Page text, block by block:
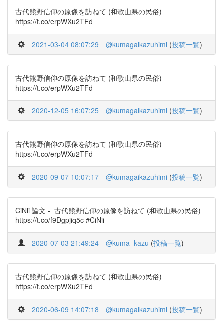
古代熊野信仰の原像を訪ねて (和歌山県の民俗)
https://t.co/erpWXu2TFd
2021-03-04 08:07:29 @kumagaikazuhimi (投稿一覧)
古代熊野信仰の原像を訪ねて (和歌山県の民俗)
https://t.co/erpWXu2TFd
2020-12-05 16:07:25 @kumagaikazuhimi (投稿一覧)
古代熊野信仰の原像を訪ねて (和歌山県の民俗)
https://t.co/erpWXu2TFd
2020-09-07 10:07:17 @kumagaikazuhimi (投稿一覧)
CiNii 論文 - 古代熊野信仰の原像を訪ねて (和歌山県の民俗)
https://t.co/f9Dgpjiq5c #CiNii
2020-07-03 21:49:24 @kuma_kazu (投稿一覧)
古代熊野信仰の原像を訪ねて (和歌山県の民俗)
https://t.co/erpWXu2TFd
2020-06-09 14:07:18 @kumagaikazuhimi (投稿一覧)